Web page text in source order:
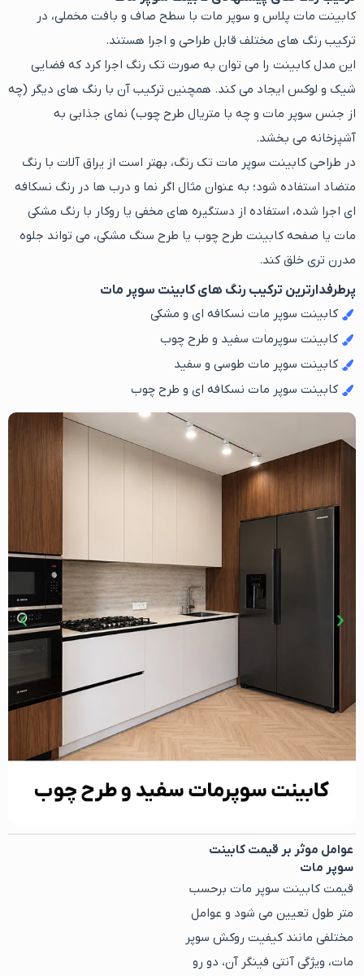
کابینت مات پلاس و سوپر مات با سطح صاف و بافت مخملی، در
ترکیب رنگ های مختلف قابل طراحی و اجرا هستند.
این مدل کابینت را می توان به صورت تک رنگ اجرا کرد که فضایی
شیک و لوکس ایجاد می کند. همچنین ترکیب آن با رنگ های دیگر (چه
از جنس سوپر مات و چه با متریال طرح چوب) نمای جذابی به
آشپزخانه می بخشد.
در طراحی کابینت سوپر مات تک رنگ، بهتر است از یراق آلات با رنگ
متضاد استفاده شود؛ به عنوان مثال اگر نما و درب ها در رنگ نسکافه
ای اجرا شده، استفاده از دستگیره های مخفی یا روکار با رنگ مشکی
مات یا صفحه کابینت طرح چوب یا طرح سنگ مشکی، می تواند جلوه
مدرن تری خلق کند.
پرطرفدارترین ترکیب رنگ های کابینت سوپر مات
کابینت سوپر مات نسکافه ای و مشکی
کابینت سوپرمات سفید و طرح چوب
کابینت سوپر مات طوسی و سفید
کابینت سوپر مات نسکافه ای و طرح چوب
عوامل موثر بر قیمت کابینت
سوپر مات
قیمت کابینت سوپر مات برحسب
متر طول تعیین می شود و عوامل
مختلفی مانند کیفیت روکش سوپر
مات، ویژگی آنتی فینگر آن، دو رو